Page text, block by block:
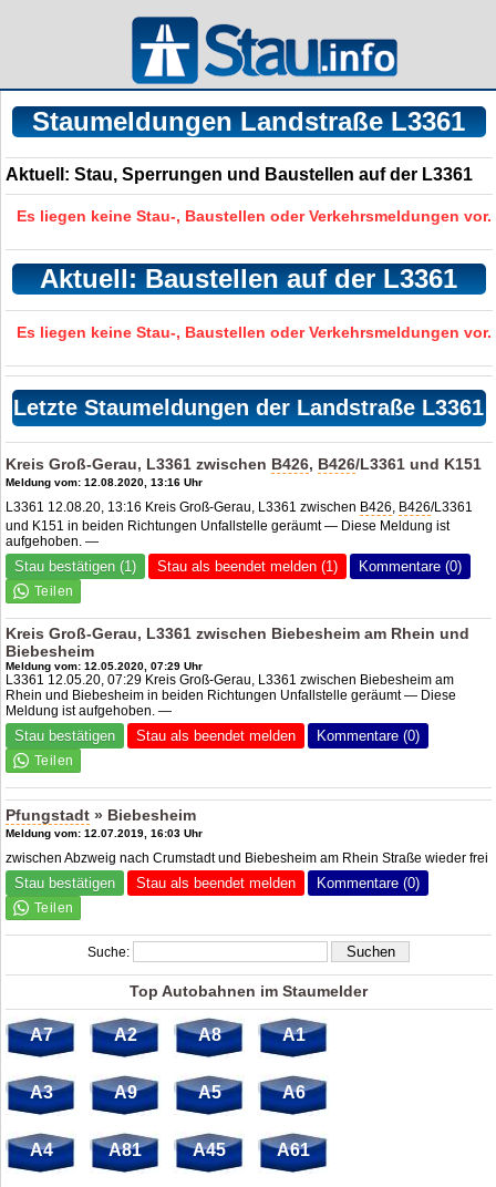
Staumeldungen Landstraße L3361
Aktuell: Stau, Sperrungen und Baustellen auf der L3361
Es liegen keine Stau-, Baustellen oder Verkehrsmeldungen vor.
Aktuell: Baustellen auf der L3361
Es liegen keine Stau-, Baustellen oder Verkehrsmeldungen vor.
Letzte Staumeldungen der Landstraße L3361
Kreis Groß-Gerau, L3361 zwischen B426, B426/L3361 und K151
Meldung vom: 12.08.2020, 13:16 Uhr
L3361 12.08.20, 13:16 Kreis Groß-Gerau, L3361 zwischen B426, B426/L3361
und K151 in beiden Richtungen Unfallstelle geräumt — Diese Meldung ist
aufgehoben. —
Stau bestätigen (1) Stau als beendet melden (1) Kommentare (0)
Kreis Groß-Gerau, L3361 zwischen Biebesheim am Rhein und
Biebesheim
Meldung vom: 12.05.2020, 07:29 Uhr
L3361 12.05.20, 07:29 Kreis Groß-Gerau, L3361 zwischen Biebesheim am
Rhein und Biebesheim in beiden Richtungen Unfallstelle geräumt — Diese
Meldung ist aufgehoben. —
Stau bestätigen Stau als beendet melden Kommentare (0)
Pfungstadt » Biebesheim
Meldung vom: 12.07.2019, 16:03 Uhr
zwischen Abzweig nach Crumstadt und Biebesheim am Rhein Straße wieder frei
Stau bestätigen Stau als beendet melden Kommentare (0)
Suche:
Top Autobahnen im Staumelder
A7 A2 A8 A1
A3 A9 A5 A6
A4 A81 A45 A61